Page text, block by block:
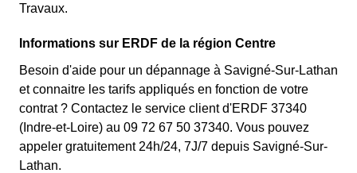
Travaux.
Informations sur ERDF de la région Centre
Besoin d'aide pour un dépannage à Savigné-Sur-Lathan
et connaitre les tarifs appliqués en fonction de votre
contrat ? Contactez le service client d'ERDF 37340
(Indre-et-Loire) au 09 72 67 50 37340. Vous pouvez
appeler gratuitement 24h/24, 7J/7 depuis Savigné-Sur-
Lathan.